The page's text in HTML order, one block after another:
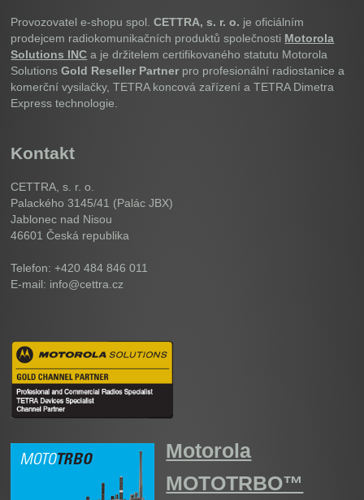
Provozovatel e-shopu spol.CETTRA, s. r. o. je oficiálním
prodejcem radiokomunikačních produktů společnosti Motorola
Solutions INC a je držitelem certifikovaného statutu Motorola
SolutionsGold Reseller Partner pro profesionální radiostanice a
komerční vysilačky, TETRA koncová zařízení a TETRA Dimetra
Express technologie.
Kontakt
CETTRA, s. r. o.
Palackého 3145/41 (Palác JBX)
Jablonec nad Nisou
46601Česká republika
Telefon: +420 484 846 011
E-mail: info@cettra.cz
Motorola
MOTOTRBO™